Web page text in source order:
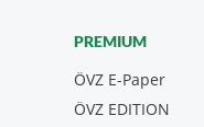
PREMIUM
ÖVZ E-Paper
ÖVZ EDITION